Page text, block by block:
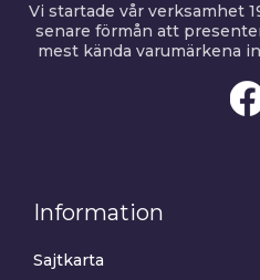
Vi startade vår verksamhet
senare förmån att
mest kända varumärkena
Information
Sajtkarta